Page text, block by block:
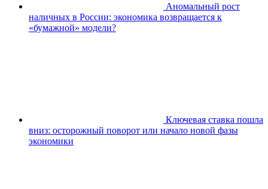
Аномальный рост
наличных в России: экономика возвращается к
«бумажной» модели?
Ключевая ставка пошла
вниз: осторожный поворот или начало новой фазы
экономики